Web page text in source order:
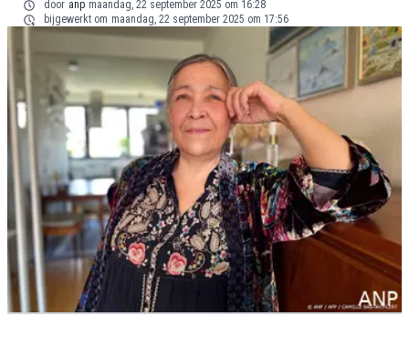
door anp maandag, 22 september 2025 om 16:28
bijgewerkt om maandag, 22 september 2025 om 17:56